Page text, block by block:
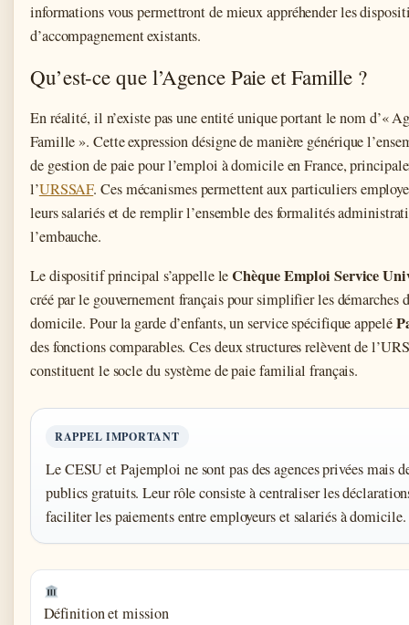
informations vous permettront de mieux appréhender les
d’accompagnement existants.
Qu’est-ce que l’Agence Paie et Famille ?
En réalité, il n’existe pas une entité unique portant le nom d’«
Famille ». Cette expression désigne de manière générique
de gestion de paie pour l’emploi à domicile en France,
l’URSSAF. Ces mécanismes permettent aux particuliers
leurs salariés et de remplir l’ensemble des formalités
l’embauche.
Le dispositif principal s’appelle leChèque Emploi Service
créé par le gouvernement français pour simplifier les démarches
domicile. Pour la garde d’enfants, un service spécifique appelé
des fonctions comparables. Ces deux structures relèvent de
constituent le socle du système de paie familial français.
RAPPEL IMPORTANT
Le CESU et Pajemploi ne sont pas des agences privées mais
publics gratuits. Leur rôle consiste à centraliser les
faciliter les paiements entre employeurs et salariés à domicile.
Définition et mission